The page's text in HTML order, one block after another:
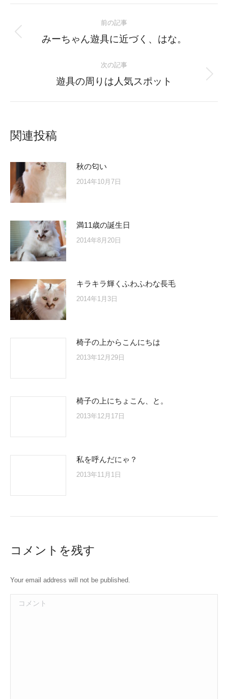
navigation
前の記事
Previous
みーちゃん遊具に近づく、はな。
次の記事
Next
遊具の周りは人気スポット
関連投稿
秋の匂い
2014年10月7日
満11歳の誕生日
2014年8月20日
キラキラ輝くふわふわな長毛
2014年1月3日
椅子の上からこんにちは
2013年12月29日
椅子の上にちょこん、と。
2013年12月17日
私を呼んだにゃ？
2013年11月1日
コメントを残す
Your email address will not be published.
コメント